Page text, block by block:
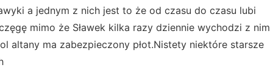
a jednym z nich jest to że od czasu do czasu lubi
mimo że Sławek kilka razy dziennie wychodzi z nim
altany ma zabezpieczony płot.Nistety niektóre starsze